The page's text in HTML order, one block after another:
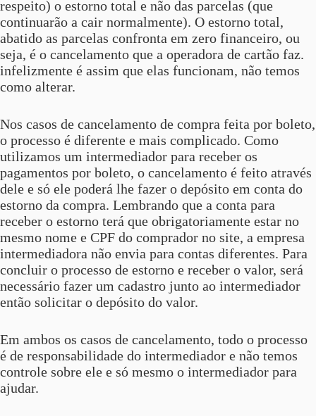
respeito) o estorno total e não das parcelas (que
continuarão a cair normalmente). O estorno total,
abatido as parcelas confronta em zero financeiro, ou
seja, é o cancelamento que a operadora de cartão faz.
infelizmente é assim que elas funcionam, não temos
como alterar.
Nos casos de cancelamento de compra feita por boleto,
o processo é diferente e mais complicado. Como
utilizamos um intermediador para receber os
pagamentos por boleto, o cancelamento é feito através
dele e só ele poderá lhe fazer o depósito em conta do
estorno da compra. Lembrando que a conta para
receber o estorno terá que obrigatoriamente estar no
mesmo nome e CPF do comprador no site, a empresa
intermediadora não envia para contas diferentes. Para
concluir o processo de estorno e receber o valor, será
necessário fazer um cadastro junto ao intermediador
então solicitar o depósito do valor.
Em ambos os casos de cancelamento, todo o processo
é de responsabilidade do intermediador e não temos
controle sobre ele e só mesmo o intermediador para
ajudar.